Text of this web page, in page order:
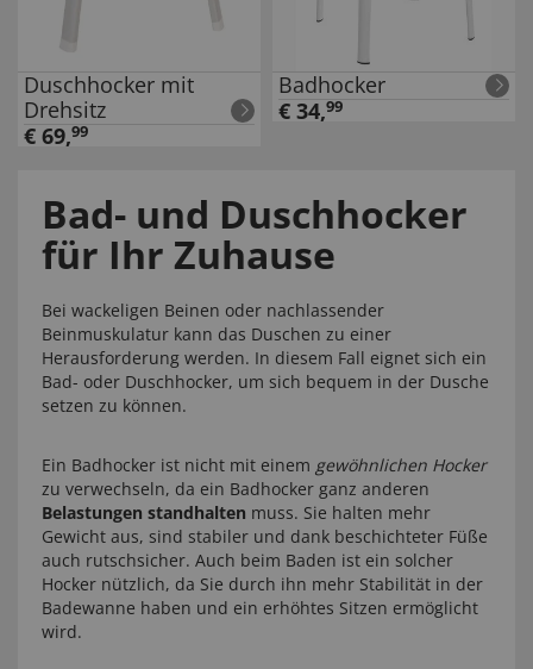
Duschhocker mit
Drehsitz
€ 69,99
Badhocker
€ 34,99
Bad- und Duschhocker
für Ihr Zuhause
Bei wackeligen Beinen oder nachlassender
Beinmuskulatur kann das Duschen zu einer
Herausforderung werden. In diesem Fall eignet sich ein
Bad- oder Duschhocker, um sich bequem in der Dusche
setzen zu können.
Ein Badhocker ist nicht mit einem gewöhnlichen Hocker
zu verwechseln, da ein Badhocker ganz anderen
Belastungen standhalten muss. Sie halten mehr
Gewicht aus, sind stabiler und dank beschichteter Füße
auch rutschsicher. Auch beim Baden ist ein solcher
Hocker nützlich, da Sie durch ihn mehr Stabilität in der
Badewanne haben und ein erhöhtes Sitzen ermöglicht
wird.